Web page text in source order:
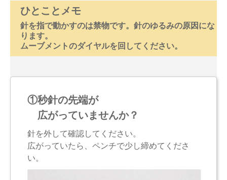
ひとことメモ
針を指で動かすのは禁物です。針のゆるみの原因にな
ります。
ムーブメントのダイヤルを回してください。
①秒針の先端が
広がっていませんか？
針を外して確認してください。
広がっていたら、ペンチで少し締めてくださ
い。